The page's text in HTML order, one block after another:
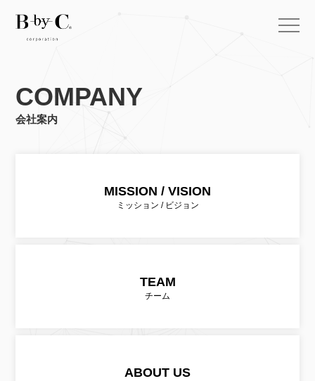
COMPANY
会社案内
MISSION / VISION
ミッション / ビジョン
TEAM
チーム
ABOUT US